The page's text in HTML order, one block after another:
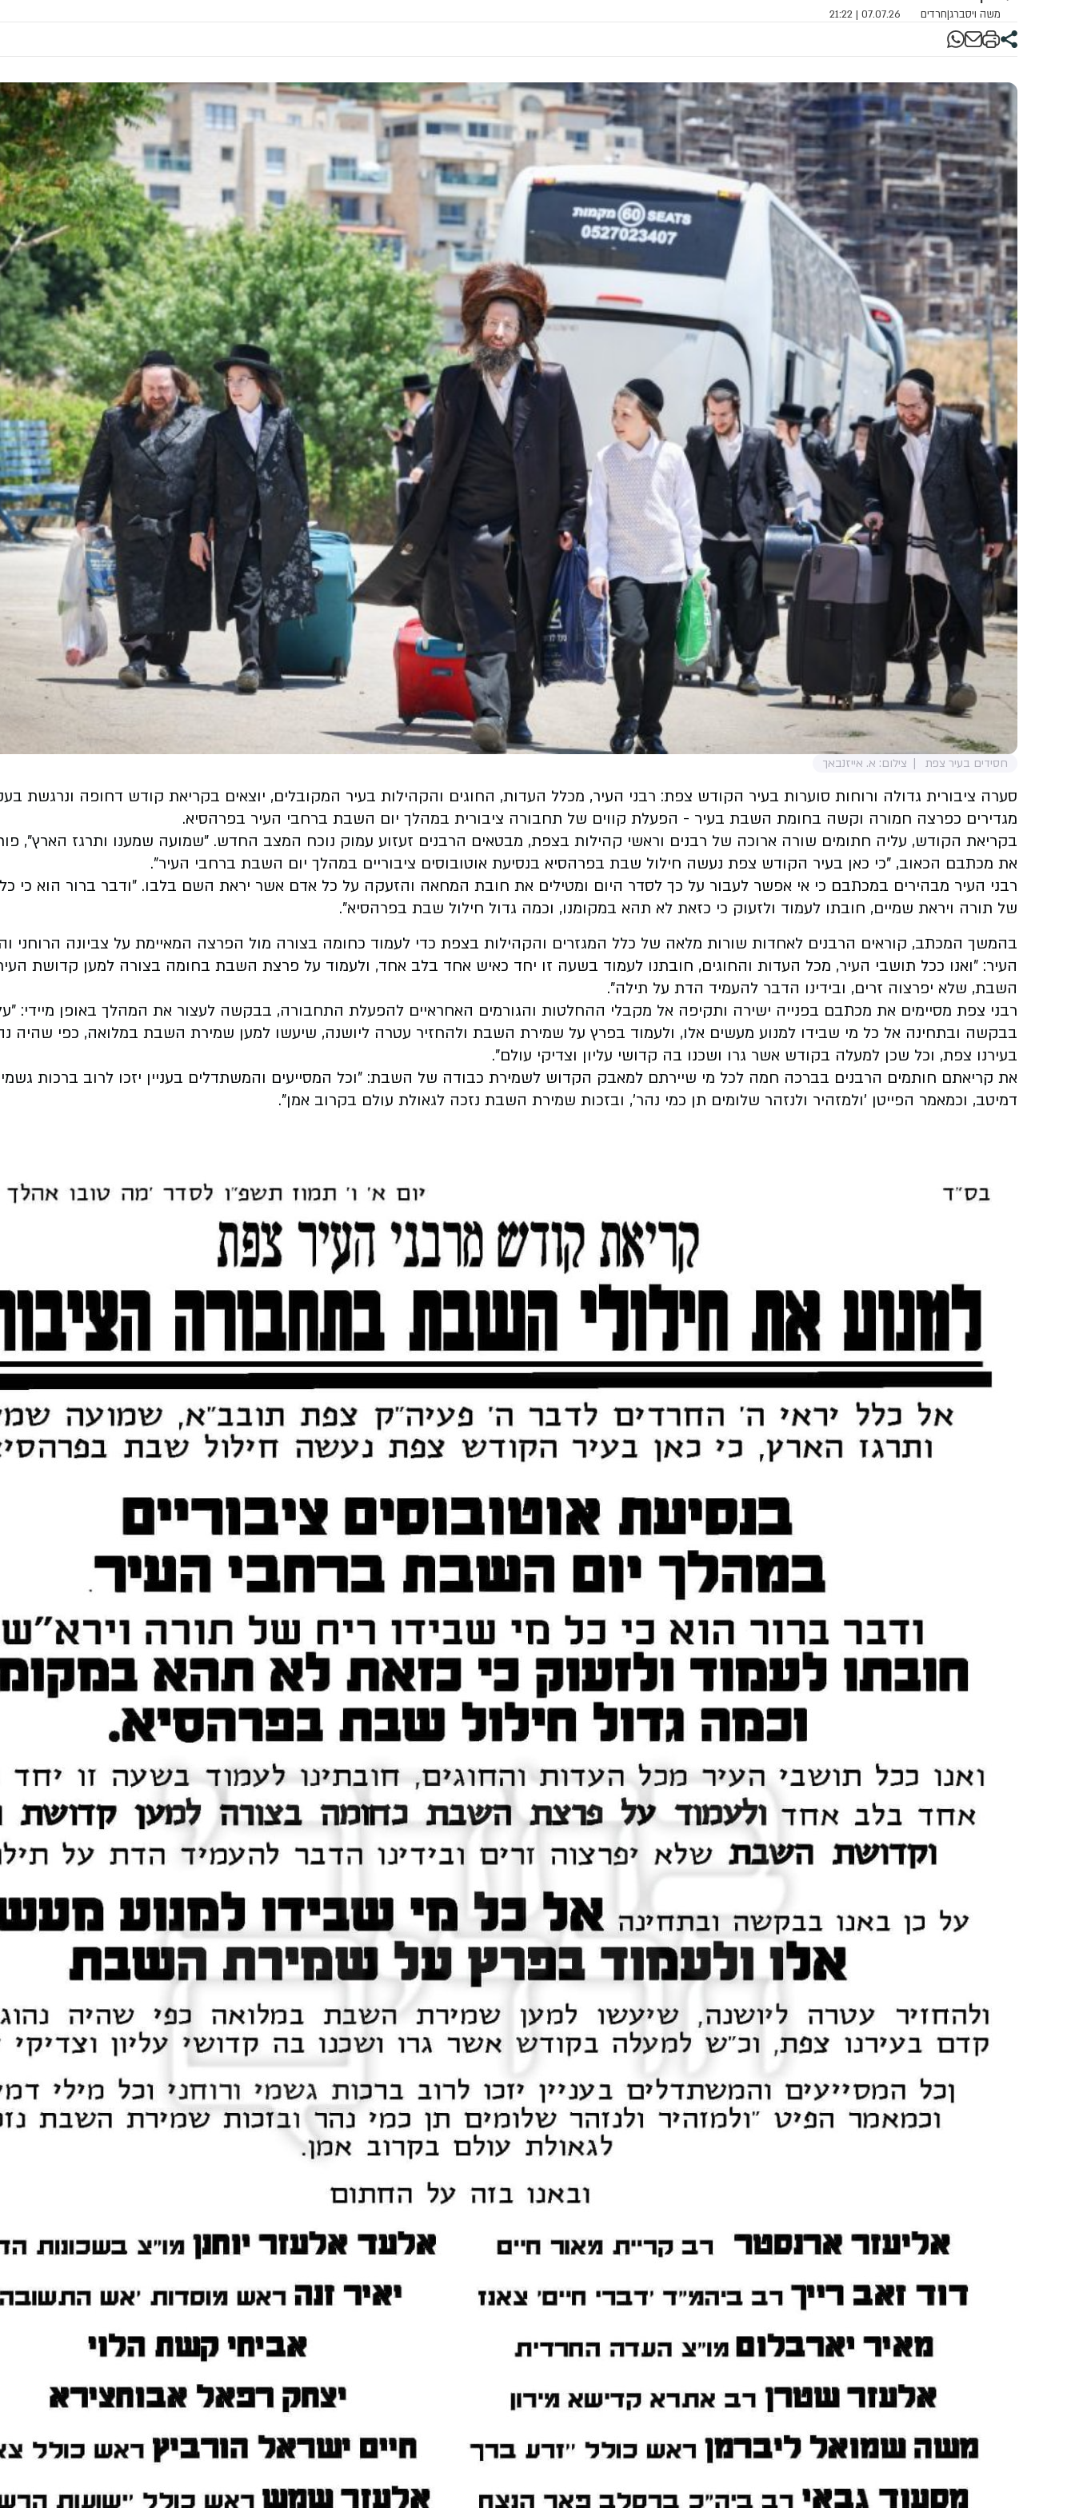
משה ויסברג|חרדים 07.07.26 | 21:22
חסידים בעיר צפת צילום: א. אייזנבאך
סערה ציבורית גדולה ורוחות סוערות בעיר הקודש צפת: רבני העיר, מכלל העדות, החוגים והקהילות בעיר המקובלים, יוצאים בקריאת קודש דחופה ונרגשת
מגדירים כפרצה חמורה וקשה בחומת השבת בעיר - הפעלת קווים של תחבורה ציבורית במהלך יום השבת ברחבי העיר בפרהסיא.
בקריאת הקודש, עליה חתומים שורה ארוכה של רבנים וראשי קהילות בצפת, מבטאים הרבנים זעזוע עמוק נוכח המצב החדש. "שמועה שמענו ותרגז הארץ",
את מכתבם הכאוב, "כי כאן בעיר הקודש צפת נעשה חילול שבת בפרהסיא בנסיעת אוטובוסים ציבוריים במהלך יום השבת ברחבי העיר".
רבני העיר מבהירים במכתבם כי אי אפשר לעבור על כך לסדר היום ומטילים את חובת המחאה והזעקה על כל אדם אשר יראת השם בלבו. "ודבר ברור הוא כי
של תורה ויראת שמיים, חובתו לעמוד ולזעוק כי כזאת לא תהא במקומנו, וכמה גדול חילול שבת בפרהסיא".
בהמשך המכתב, קוראים הרבנים לאחדות שורות מלאה של כלל המגזרים והקהילות בצפת כדי לעמוד כחומה בצורה מול הפרצה המאיימת על צביונה הרוחני
העיר: "ואנו ככל תושבי העיר, מכל העדות והחוגים, חובתנו לעמוד בשעה זו יחד כאיש אחד בלב אחד, ולעמוד על פרצת השבת בחומה בצורה למען קדושת
השבת, שלא יפרצוה זרים, ובידינו הדבר להעמיד הדת על תילה".
רבני צפת מסיימים את מכתבם בפנייה ישירה ותקיפה אל מקבלי ההחלטות והגורמים האחראיים להפעלת התחבורה, בבקשה לעצור את המהלך באופן מיידי:
בבקשה ובתחינה אל כל מי שבידו למנוע מעשים אלו, ולעמוד בפרץ על שמירת השבת ולהחזיר עטרה ליושנה, שיעשו למען שמירת השבת במלואה, כפי שהיה
בעירנו צפת, וכל שכן למעלה בקודש אשר גרו ושכנו בה קדושי עליון וצדיקי עולם".
את קריאתם חותמים הרבנים בברכה חמה לכל מי שיירתם למאבק הקדוש לשמירת כבודה של השבת: "וכל המסייעים והמשתדלים בעניין יזכו לרוב ברכות גשמי
דמיטב, וכמאמר הפייטן 'ולמזהיר ולנזהר שלומים תן כמי נהר', ובזכות שמירת השבת נזכה לגאולת עולם בקרוב אמן".